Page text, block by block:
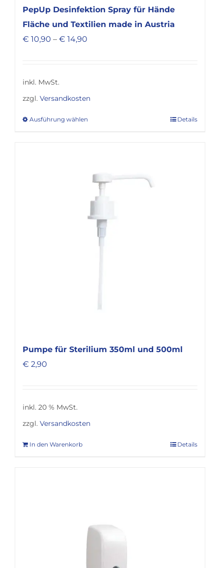
PepUp Desinfektion Spray für Hände
Fläche und Textilien made in Austria
€ 10,90 – € 14,90
inkl. MwSt.
zzgl. Versandkosten
Ausführung wählen
Varianten
auf.
Optionen
können
Details
Pumpe für Sterilium 350ml und 500ml
€ 2,90
inkl. 20 % MwSt.
zzgl. Versandkosten
In den Warenkorb Details